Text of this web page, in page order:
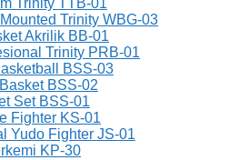
Trinity WBG-03
Akrilik BB-01
Trinity PRB-01
BSS-03
BSS-02
Set BSS-01
Fighter KS-01
Yudo Fighter JS-01
KP-30